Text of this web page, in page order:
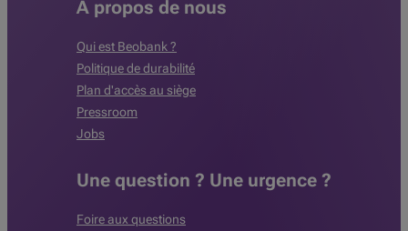
A propos de nous
Qui est Beobank ?
Politique de durabilité
Plan d'accès au siège
Pressroom
Jobs
Une question ? Une urgence ?
Foire aux questions